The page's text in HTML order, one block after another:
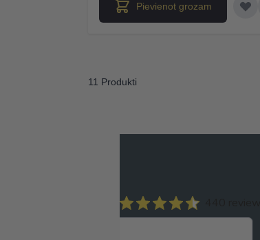
Pievienot grozam
11 Produkti